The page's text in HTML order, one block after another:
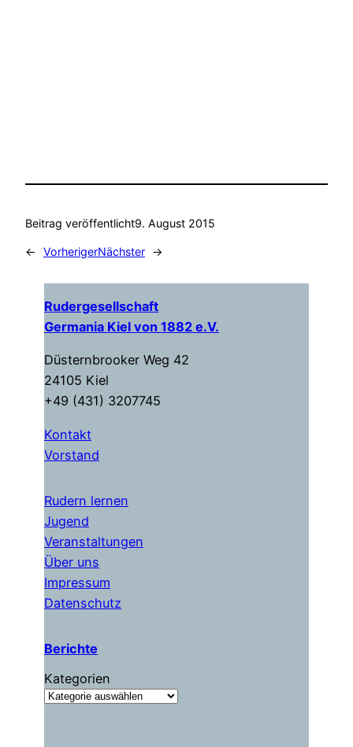
Beitrag veröffentlicht9. August 2015
← VorherigerNächster →
Rudergesellschaft
Germania Kiel von 1882 e.V.
Düsternbrooker Weg 42
24105 Kiel
+49 (431) 3207745
Kontakt
Vorstand
Rudern lernen
Jugend
Veranstaltungen
Über uns
Impressum
Datenschutz
Berichte
Kategorien